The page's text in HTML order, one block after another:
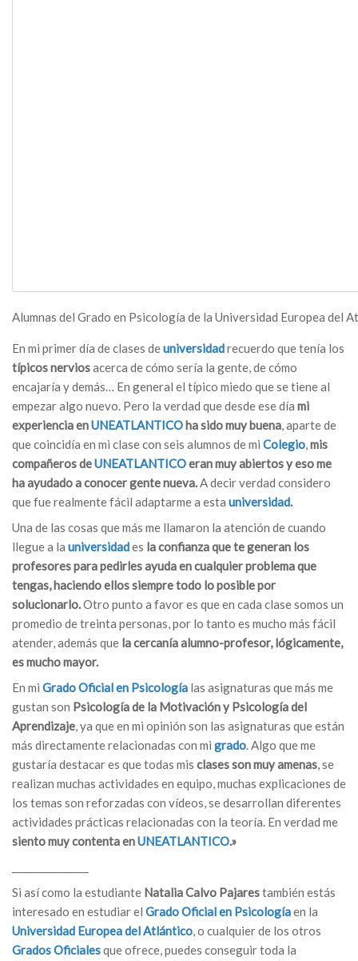
Alumnas del Grado en Psicología de la Universidad Europea del
En mi primer día de clases deuniversidadrecuerdo que tenía los
típicos nerviosacerca de cómo sería la gente, de cómo
encajaría y demás… En general el típico miedo que se tiene al
empezar algo nuevo. Pero la verdad que desde ese día mi
experiencia enUNEATLANTICO ha sido muy buena, aparte de
que coincidía en mi clase con seis alumnos de mi Colegio,mis
compañeros deUNEATLANTICOeran muy abiertos y eso me
ha ayudado a conocer gente nueva.A decir verdad considero
que fue realmente fácil adaptarme a esta universidad.
Una de las cosas que más me llamaron la atención de cuando
llegue a la universidades la confianza que te generan los
profesores para pedirles ayuda en cualquier problema que
tengas, haciendo ellos siempre todo lo posible por
solucionarlo.Otro punto a favor es que en cada clase somos un
promedio de treinta personas, por lo tanto es mucho más fácil
atender, además que la cercanía alumno-profesor, lógicamente,
es mucho mayor.
En mi Grado Oficial en Psicología las asignaturas que más me
gustan son Psicología de la Motivación y Psicología del
Aprendizaje, ya que en mi opinión son las asignaturas que están
más directamente relacionadas con mi grado. Algo que me
gustaría destacar es que todas mis clases son muy amenas, se
realizan muchas actividades en equipo, muchas explicaciones de
los temas son reforzadas con vídeos, se desarrollan diferentes
actividades prácticas relacionadas con la teoría. En verdad me
siento muy contenta enUNEATLANTICO.»
Si así como la estudiante Natalia Calvo Pajarestambién estás
interesado en estudiar el Grado Oficial en Psicologíaen la
Universidad Europea del Atlántico, o cualquier de los otros
Grados Oficialesque ofrece, puedes conseguir toda la